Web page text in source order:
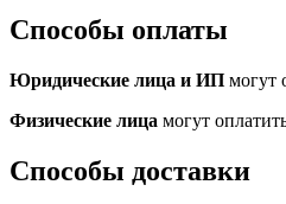
Способы оплаты
Юридические лица и ИП могут
Физические лица могут
Способы доставки